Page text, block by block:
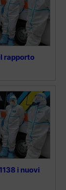
rapporto
i nuovi